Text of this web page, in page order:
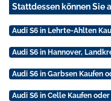
Stattdessen können Sie
Audi S6 in Lehrte-Ahlten
Audi S6 in Hannover,
Audi S6 in Garbsen Kaufen
Audi S6 in Celle Kaufen